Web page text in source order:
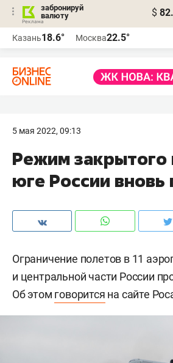
забронируй
валюту
$
Казань18.6° Москва22.5°
5 мая 2022, 09:13
Режим закрытого
юге России
Ограничение полетов в 11
и центральной части России
Об этом говорится на сайте